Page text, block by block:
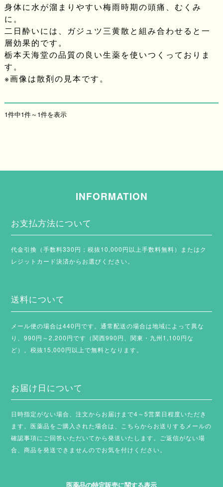
身体に水が溜まりやすい梅雨時期の頭痛、むくみ
に。
二日酔いには、ガジュツ三黄散と組み合わせると一
層効果的です。
栃本天海堂の品質の良い生薬を使いつくっておりま
す。
※画像は散剤の見本です。
1件中1件～1件を表示
INFORMATION
お支払方法について
代金引換（手数料330円；税抜10,000円以上手数料無料）またはク
レジットカード決済からお選びください。
送料について
メール便の場合は440円です。通常配送の場合は地域によって異な
り、990円～2,200円です（関西990円、関東・九州1,100円な
ど）。税抜15,000円以上で無料となります。
お届け日について
日時指定がない場合、注文からお届けまで4～5営業日程度いただき
ます。医薬品をご購入された場合は、こちらからお送りするメールの
確認事項にご回答いただいてから発送いたします。ご返信がない場
合、商品を発送できませんのでお気を付けください。
医薬品の特定販売に関する表示